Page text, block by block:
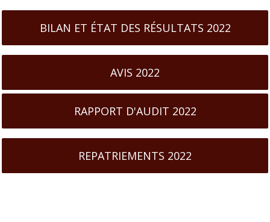
BILAN ET ÉTAT DES RÉSULTATS 2022
AVIS 2022
RAPPORT D'AUDIT 2022
REPATRIEMENTS 2022